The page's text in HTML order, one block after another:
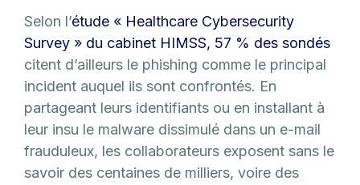
Selon l’étude « Healthcare Cybersecurity
Survey » du cabinet HIMSS, 57 % des sondés
citent d’ailleurs le phishing comme le principal
incident auquel ils sont confrontés. En
partageant leurs identifiants ou en installant à
leur insu le malware dissimulé dans un e-mail
frauduleux, les collaborateurs exposent sans le
savoir des centaines de milliers, voire des